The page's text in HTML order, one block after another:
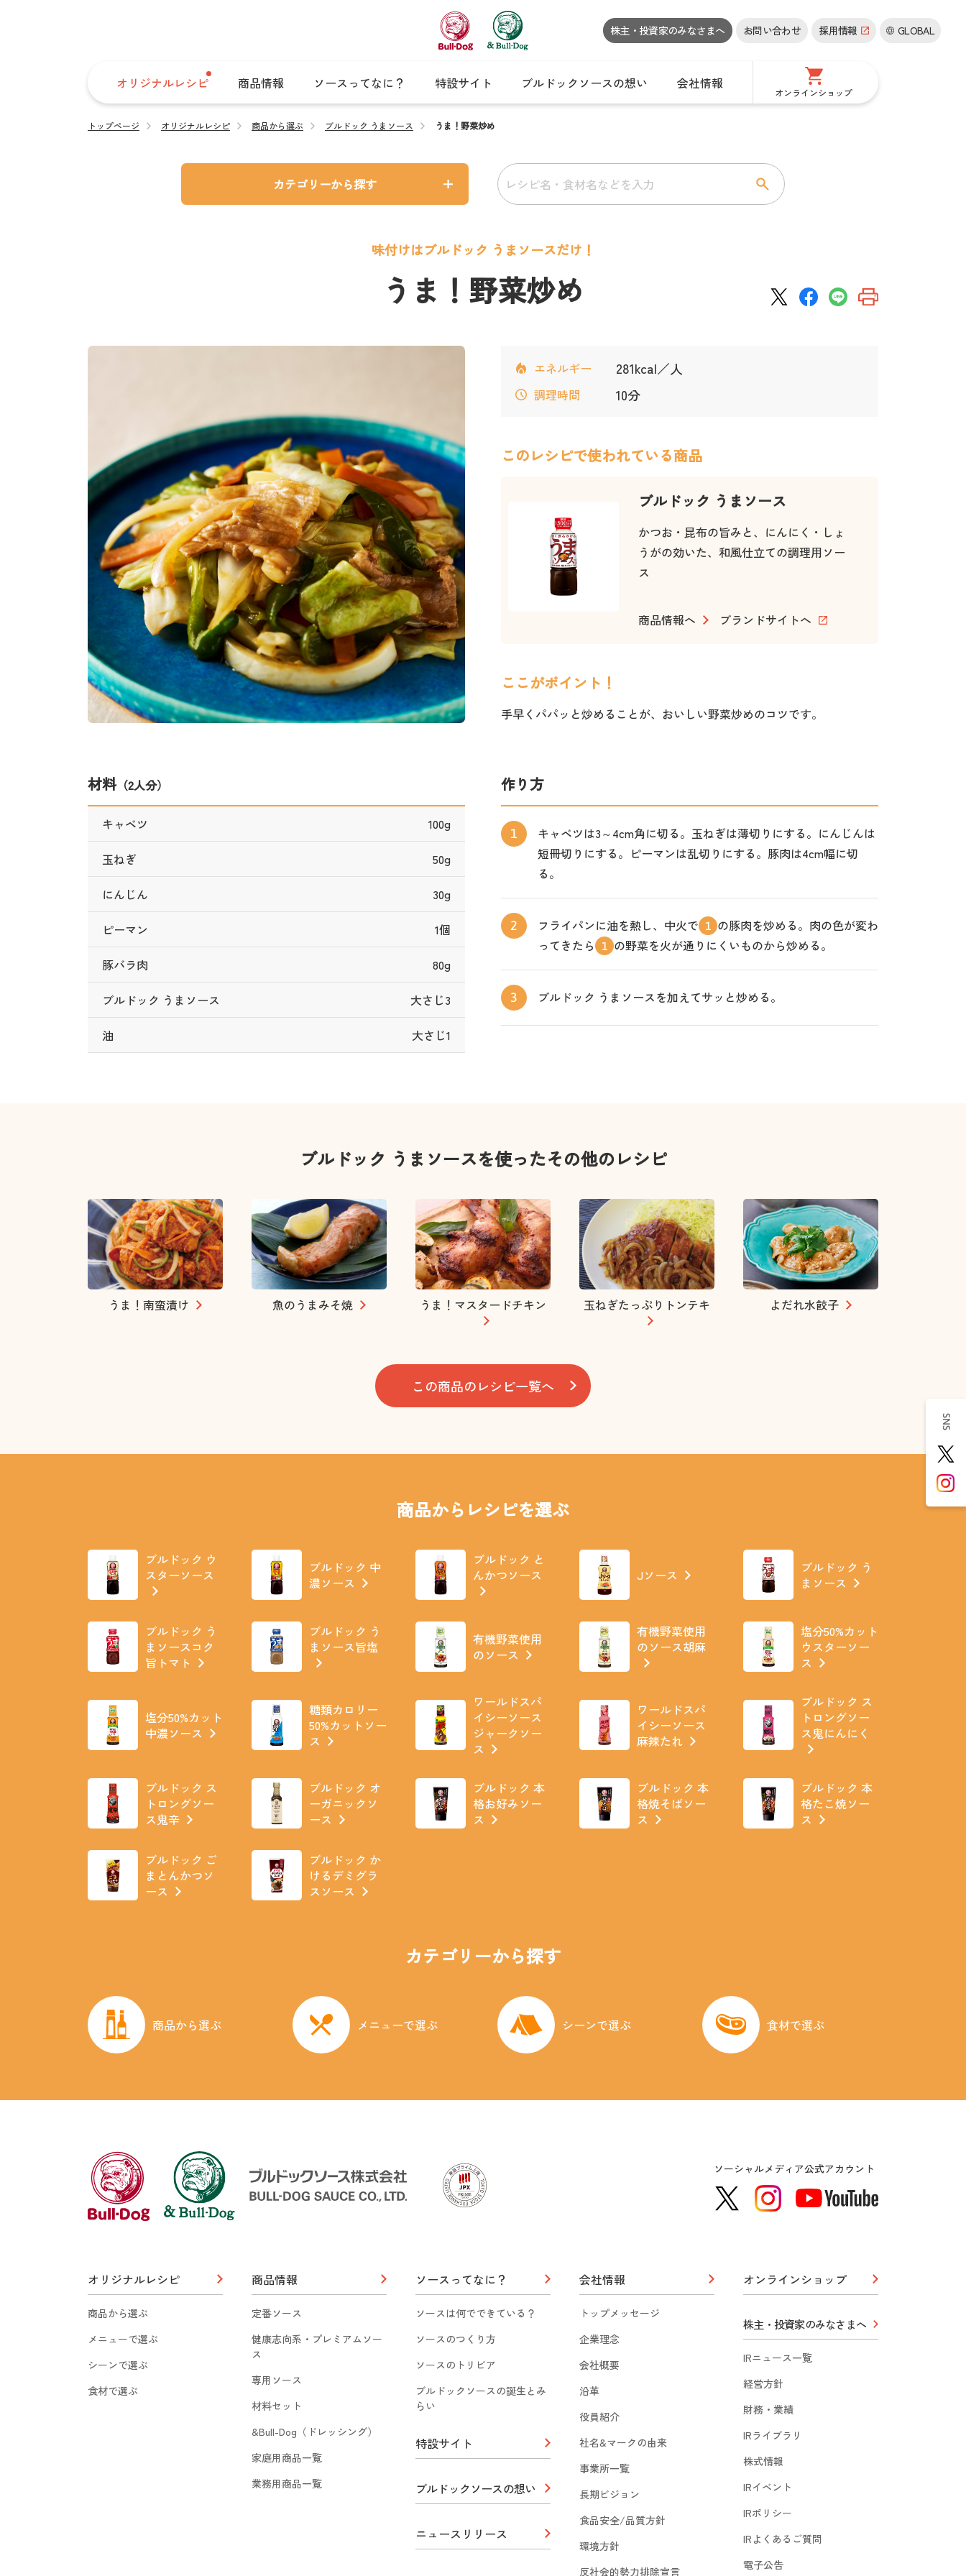
株主・投資家のみなさまへ お問い合わせ 採用情報 GLOBAL
オリジナルレシピ 商品情報 ソースってなに？ 特設サイト ブルドックソースの想い 会社情報
オンラインショップ
トップページ オリジナルレシピ 商品から選ぶ ブルドック うまソース うま！野菜炒め
カテゴリーから探す
味付けはブルドック うまソースだけ！
うま！野菜炒め
エネルギー 281kcal／人
調理時間 10分
このレシピで使われている商品
ブルドック うまソース
かつお・昆布の旨みと、にんにく・しょ
うがの効いた、和風仕立ての調理用ソー
ス
商品情報へ ブランドサイトへ
ここがポイント！
手早くパパッと炒めることが、おいしい野菜炒めのコツです。
材料（2人分）
キャベツ 100g
玉ねぎ 50g
にんじん 30g
ピーマン 1個
豚バラ肉 80g
ブルドック うまソース 大さじ3
油 大さじ1
作り方
1
キャベツは3～4cm角に切る。玉ねぎは薄切りにする。にんじんは
短冊切りにする。ピーマンは乱切りにする。豚肉は4cm幅に切
る。
2 フライパンに油を熱し、中火で 1 の豚肉を炒める。肉の色が変わ
ってきたら
1 の野菜を火が通りにくいものから炒める。
3 ブルドック うまソースを加えてサッと炒める。
ブルドック うまソースを使ったその他のレシピ
うま！南蛮漬け 魚のうまみそ焼 うま！マスタードチキン 玉ねぎたっぷりトンテキ よだれ水餃子
この商品のレシピ一覧へ
商品からレシピを選ぶ
ブルドック ウ
スターソース
ブルドック 中
濃ソース
ブルドック と
んかつソース
Jソース
ブルドック う
まソース
ブルドック う
まソースコク
旨トマト
ブルドック う
まソース旨塩
有機野菜使用
のソース
有機野菜使用
のソース胡麻
塩分50%カット
ウスターソー
ス
塩分50%カット
中濃ソース
糖類カロリー
50%カットソー
ス
ワールドスパ
イシーソース
ジャークソー
ス
ワールドスパ
イシーソース
麻辣たれ
ブルドック ス
トロングソー
ス鬼にんにく
ブルドック ス
トロングソー
ス鬼辛
ブルドック オ
ーガニックソ
ース
ブルドック 本
格お好みソー
ス
ブルドック 本
格焼そばソー
ス
ブルドック 本
格たこ焼ソー
ス
ブルドック ご
まとんかつソ
ース
ブルドック か
けるデミグラ
スソース
カテゴリーから探す
商品から選ぶ メニューで選ぶ シーンで選ぶ 食材で選ぶ
SNS
ソーシャルメディア公式アカウント
オリジナルレシピ
商品から選ぶ
メニューで選ぶ
シーンで選ぶ
食材で選ぶ
商品情報
定番ソース
健康志向系・プレミアムソー
ス
専用ソース
材料セット
&Bull-Dog（ドレッシング）
家庭用商品一覧
業務用商品一覧
ソースってなに？
ソースは何でできている？
ソースのつくり方
ソースのトリビア
ブルドックソースの誕生とみ
らい
特設サイト
ブルドックソースの想い
ニュースリリース
会社情報
トップメッセージ
企業理念
会社概要
沿革
役員紹介
社名&マークの由来
事業所一覧
長期ビジョン
食品安全/品質方針
環境方針
反社会的勢力排除宣言
オンラインショップ
株主・投資家のみなさまへ
IRニュース一覧
経営方針
財務・業績
IRライブラリ
株式情報
IRイベント
IRポリシー
IRよくあるご質問
電子公告